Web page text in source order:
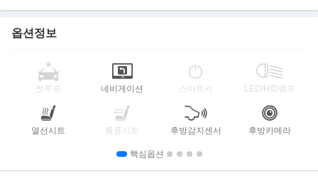
옵션정보
썬루프 네비게이션 스마트키 LED/HID램프
열선시트 통풍시트 후방감지센서 후방카메라
핵심옵션